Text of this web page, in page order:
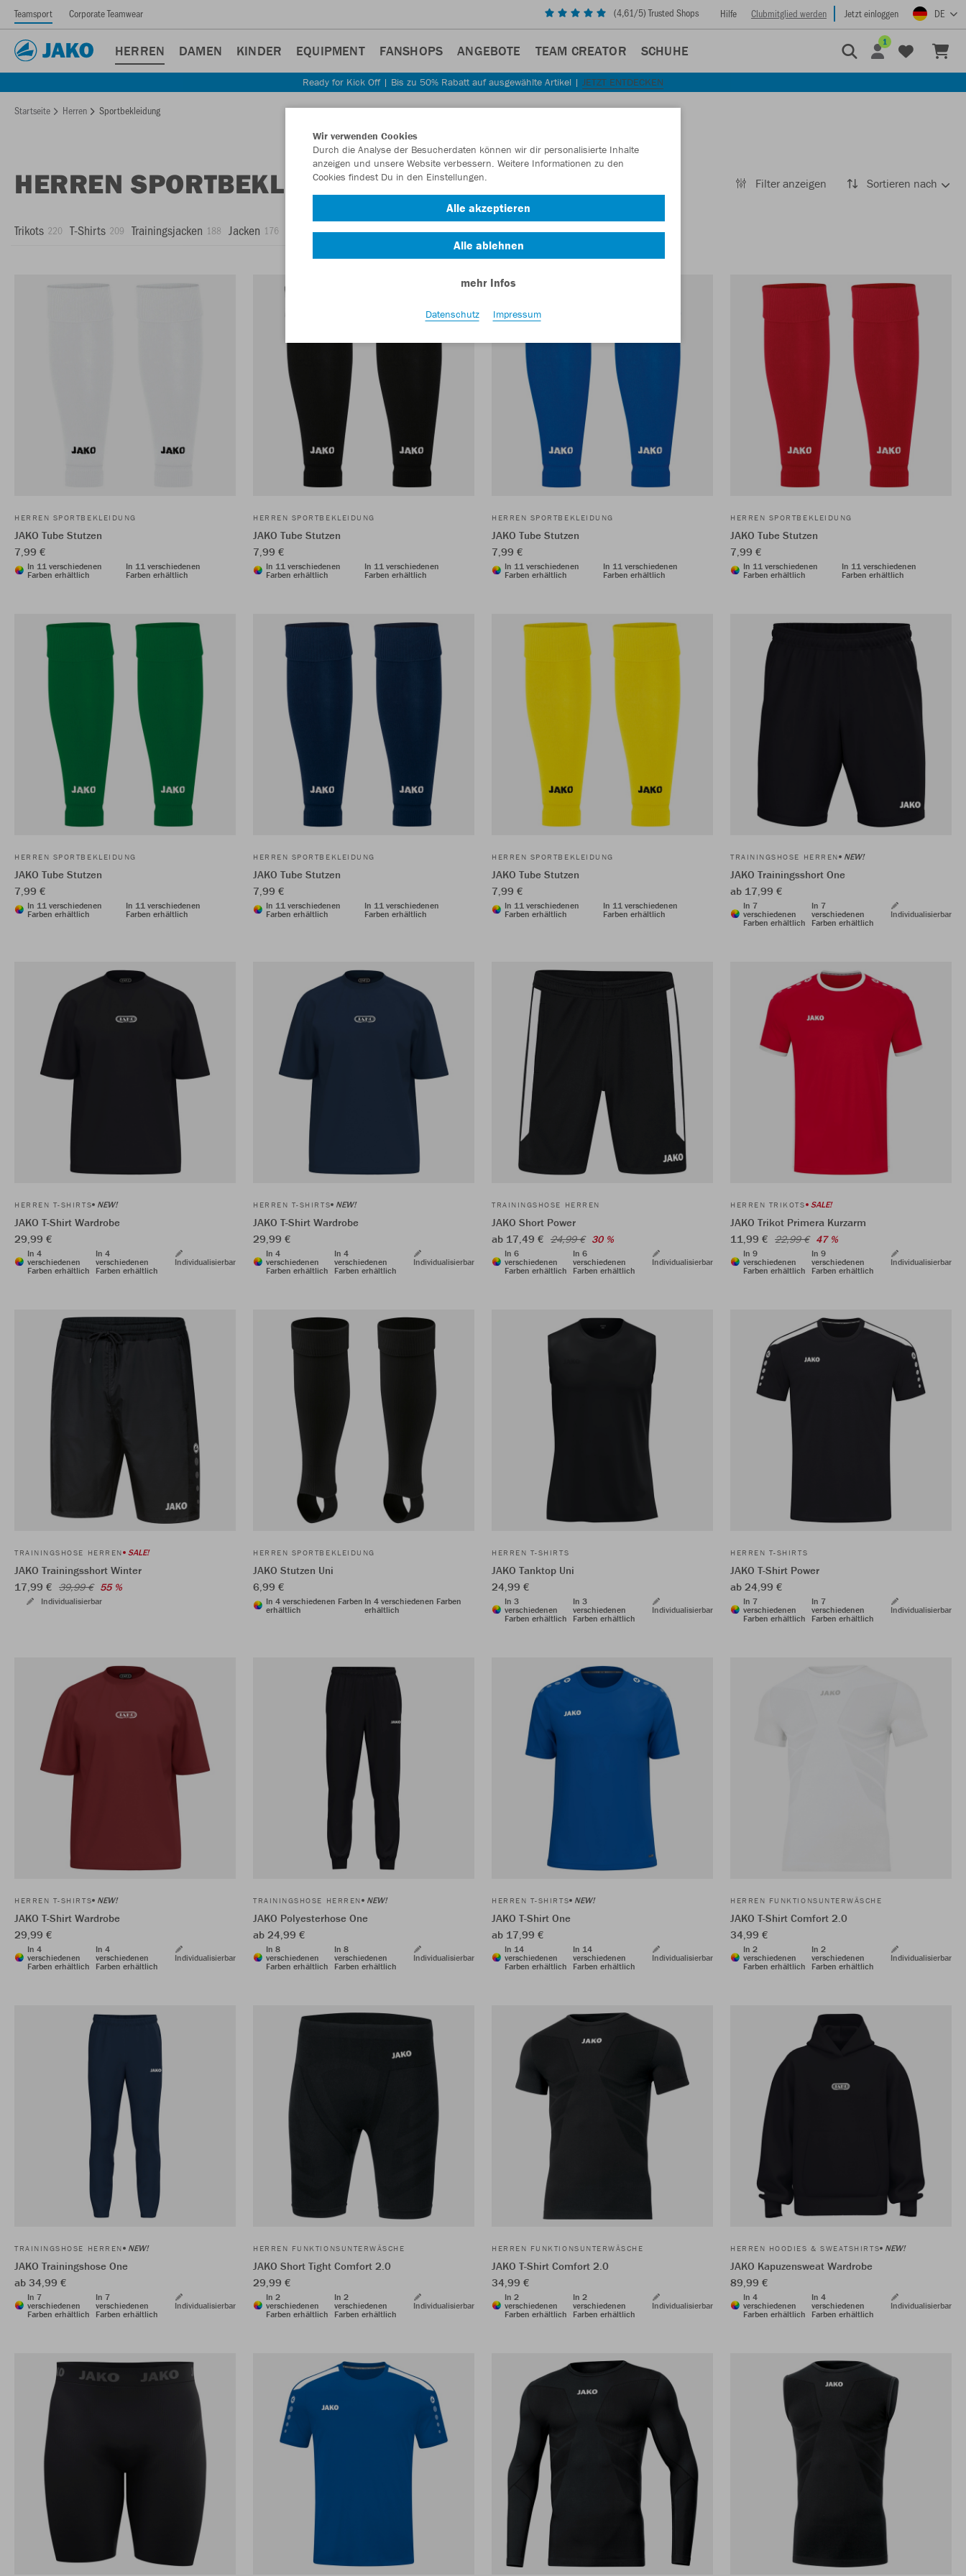
Teamsport Corporate Teamwear (4,61/5) Trusted Shops Hilfe Clubmitglied werden Jetzt einloggen DE
HERREN DAMEN KINDER EQUIPMENT FANSHOPS ANGEBOTE TEAM CREATOR SCHUHE
1
Ready for Kick Off | Bis zu 50% Rabatt auf ausgewählte Artikel | JETZT ENTDECKEN
Startseite Herren Sportbekleidung
HERREN SPORTBEKLEIDUNG Filter anzeigen Sortieren nach
Trikots 220 T-Shirts 209 Trainingsjacken 188 Jacken 176 Shorts 165 Sweats 157 Polos 117 Trainingshosen 112 Underwear 95 Ziptops
HERREN SPORTBEKLEIDUNG
JAKO Tube Stutzen
7,99 €
In 11 verschiedenen
Farben erhältlich
In 11 verschiedenen
Farben erhältlich
HERREN SPORTBEKLEIDUNG
JAKO Tube Stutzen
7,99 €
In 11 verschiedenen
Farben erhältlich
In 11 verschiedenen
Farben erhältlich
HERREN SPORTBEKLEIDUNG
JAKO Tube Stutzen
7,99 €
In 11 verschiedenen
Farben erhältlich
In 11 verschiedenen
Farben erhältlich
HERREN SPORTBEKLEIDUNG
JAKO Tube Stutzen
7,99 €
In 11 verschiedenen
Farben erhältlich
In 11 verschiedenen
Farben erhältlich
HERREN SPORTBEKLEIDUNG
JAKO Tube Stutzen
7,99 €
In 11 verschiedenen
Farben erhältlich
In 11 verschiedenen
Farben erhältlich
HERREN SPORTBEKLEIDUNG
JAKO Tube Stutzen
7,99 €
In 11 verschiedenen
Farben erhältlich
In 11 verschiedenen
Farben erhältlich
HERREN SPORTBEKLEIDUNG
JAKO Tube Stutzen
7,99 €
In 11 verschiedenen
Farben erhältlich
In 11 verschiedenen
Farben erhältlich
TRAININGSHOSE HERREN NEW!
JAKO Trainingsshort One
ab 17,99 €
In 7
verschiedenen
Farben erhältlich
In 7
verschiedenen
Farben erhältlich
Individualisierbar
HERREN T-SHIRTS NEW!
JAKO T-Shirt Wardrobe
29,99 €
In 4
verschiedenen
Farben erhältlich
In 4
verschiedenen
Farben erhältlich
Individualisierbar
HERREN T-SHIRTS NEW!
JAKO T-Shirt Wardrobe
29,99 €
In 4
verschiedenen
Farben erhältlich
In 4
verschiedenen
Farben erhältlich
Individualisierbar
TRAININGSHOSE HERREN
JAKO Short Power
ab 17,49 € 24,99 € 30 %
In 6
verschiedenen
Farben erhältlich
In 6
verschiedenen
Farben erhältlich
Individualisierbar
HERREN TRIKOTS SALE!
JAKO Trikot Primera Kurzarm
11,99 € 22,99 € 47 %
In 9
verschiedenen
Farben erhältlich
In 9
verschiedenen
Farben erhältlich
Individualisierbar
TRAININGSHOSE HERREN SALE!
JAKO Trainingsshort Winter
17,99 € 39,99 € 55 %
Individualisierbar
HERREN SPORTBEKLEIDUNG
JAKO Stutzen Uni
6,99 €
In 4 verschiedenen Farben
erhältlich
In 4 verschiedenen Farben
erhältlich
HERREN T-SHIRTS
JAKO Tanktop Uni
24,99 €
In 3
verschiedenen
Farben erhältlich
In 3
verschiedenen
Farben erhältlich
Individualisierbar
HERREN T-SHIRTS
JAKO T-Shirt Power
ab 24,99 €
In 7
verschiedenen
Farben erhältlich
In 7
verschiedenen
Farben erhältlich
Individualisierbar
HERREN T-SHIRTS NEW!
JAKO T-Shirt Wardrobe
29,99 €
In 4
verschiedenen
Farben erhältlich
In 4
verschiedenen
Farben erhältlich
Individualisierbar
TRAININGSHOSE HERREN NEW!
JAKO Polyesterhose One
ab 24,99 €
In 8
verschiedenen
Farben erhältlich
In 8
verschiedenen
Farben erhältlich
Individualisierbar
HERREN T-SHIRTS NEW!
JAKO T-Shirt One
ab 17,99 €
In 14
verschiedenen
Farben erhältlich
In 14
verschiedenen
Farben erhältlich
Individualisierbar
HERREN FUNKTIONSUNTERWÄSCHE
JAKO T-Shirt Comfort 2.0
34,99 €
In 2
verschiedenen
Farben erhältlich
In 2
verschiedenen
Farben erhältlich
Individualisierbar
TRAININGSHOSE HERREN NEW!
JAKO Trainingshose One
ab 34,99 €
In 7
verschiedenen
Farben erhältlich
In 7
verschiedenen
Farben erhältlich
Individualisierbar
HERREN FUNKTIONSUNTERWÄSCHE
JAKO Short Tight Comfort 2.0
29,99 €
In 2
verschiedenen
Farben erhältlich
In 2
verschiedenen
Farben erhältlich
Individualisierbar
HERREN FUNKTIONSUNTERWÄSCHE
JAKO T-Shirt Comfort 2.0
34,99 €
In 2
verschiedenen
Farben erhältlich
In 2
verschiedenen
Farben erhältlich
Individualisierbar
HERREN HOODIES & SWEATSHIRTS NEW!
JAKO Kapuzensweat Wardrobe
89,99 €
In 4
verschiedenen
Farben erhältlich
In 4
verschiedenen
Farben erhältlich
Individualisierbar
Wir verwenden Cookies
Durch die Analyse der Besucherdaten können wir dir personalisierte Inhalte
anzeigen und unsere Website verbessern. Weitere Informationen zu den
Cookies findest Du in den Einstellungen.
Alle akzeptieren
Alle ablehnen
mehr Infos
Datenschutz Impressum